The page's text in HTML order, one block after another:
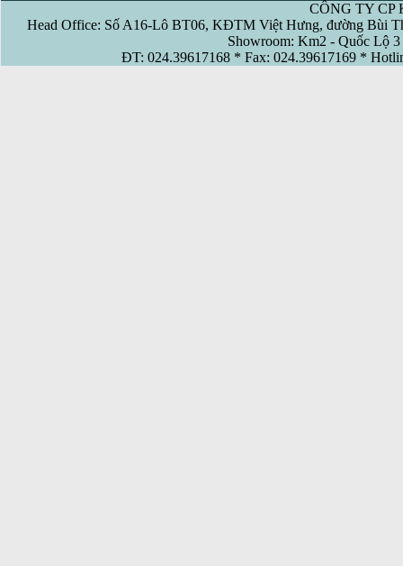
CÔNG TY CP
Head Office: Số A16-Lô BT06, KĐTM Việt Hưng, đường Bùi
Showroom: Km2 - Quốc Lộ
ĐT: 024.39617168 * Fax: 024.39617169 *